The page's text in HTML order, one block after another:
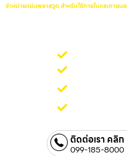
จำหน่ายแผ่นพลาสวูด สำหรับใช้ภายในและภาย
ติดต่อเรา คลิก
099-185-8000